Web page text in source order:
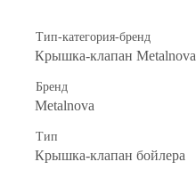
Тип-категория-бренд
Крышка-клапан Metalnova
Бренд
Metalnova
Тип
Крышка-клапан бойлера